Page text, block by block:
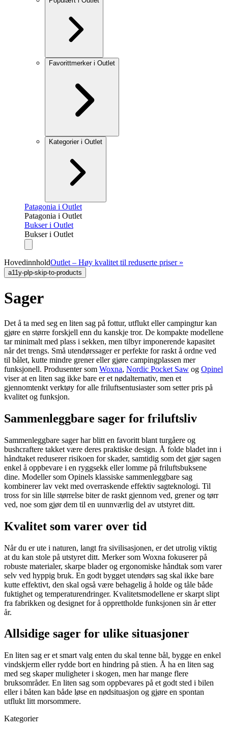
Favorittmerker i Outlet
Kategorier i Outlet
Patagonia i Outlet
Patagonia i Outlet
Bukser i Outlet
Bukser i Outlet
HovedinnholdOutlet – Høy kvalitet til reduserte priser »
a11y-plp-skip-to-products
Sager
Det å ta med seg en liten sag på fottur, utflukt eller campingtur kan
gjøre en større forskjell enn du kanskje tror. De kompakte modellene
tar minimalt med plass i sekken, men tilbyr imponerende kapasitet
når det trengs. Små utendørssager er perfekte for raskt å ordne ved
til bålet, kutte mindre grener eller gjøre campingplassen mer
funksjonell. Produsenter som Woxna, Nordic Pocket Saw og Opinel
viser at en liten sag ikke bare er et nødalternativ, men et
gjennomtenkt verktøy for alle friluftsentusiaster som setter pris på
kvalitet og funksjon.
Sammenleggbare sager for friluftsliv
Sammenleggbare sager har blitt en favoritt blant turgåere og
bushcraftere takket være deres praktiske design. Å folde bladet inn i
håndtaket reduserer risikoen for skader, samtidig som det gjør sagen
enkel å oppbevare i en ryggsekk eller lomme på friluftsbuksene
dine. Modeller som Opinels klassiske sammenleggbare sag
kombinerer lav vekt med overraskende effektiv sagteknologi. Til
tross for sin lille størrelse biter de raskt gjennom ved, grener og tørr
ved, noe som gjør dem til en uunnværlig del av utstyret ditt.
Kvalitet som varer over tid
Når du er ute i naturen, langt fra sivilisasjonen, er det utrolig viktig
at du kan stole på utstyret ditt. Merker som Woxna fokuserer på
robuste materialer, skarpe blader og ergonomiske håndtak som varer
selv ved hyppig bruk. En godt bygget utendørs sag skal ikke bare
kutte effektivt, den skal også være behagelig å holde og tåle både
fuktighet og temperaturendringer. Kvalitetsmodellene er skarpt slipt
fra fabrikken og designet for å opprettholde funksjonen sin år etter
år.
Allsidige sager for ulike situasjoner
En liten sag er et smart valg enten du skal tenne bål, bygge en enkel
vindskjerm eller rydde bort en hindring på stien. Å ha en liten sag
med seg skaper muligheter i skogen, men har mange flere
bruksområder. En liten sag som oppbevares på et godt sted i bilen
eller i båten kan både løse en nødsituasjon og gjøre en spontan
utflukt litt morsommere.
Kategorier